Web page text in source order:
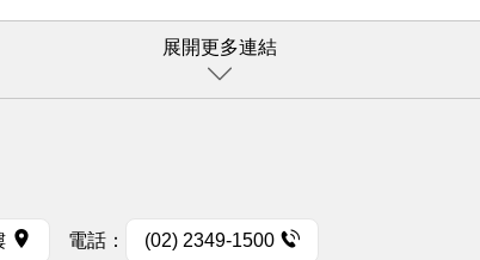
展開更多連結
電話： (02) 2349-1500